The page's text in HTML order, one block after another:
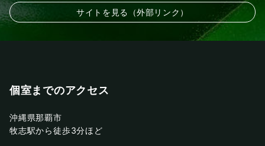
サイトを見る（外部リンク）
個室までのアクセス
沖縄県那覇市
牧志駅から徒歩3分ほど